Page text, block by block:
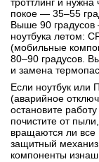
троттлинг и
покое — 35–55
Выше 90 градусов
ноутбука летом:
(мобильные
80–90 градусов.
и замена
Если ноутбук или
(аварийное
остановите
почистите от
вращаются ли все
защитный
компоненты